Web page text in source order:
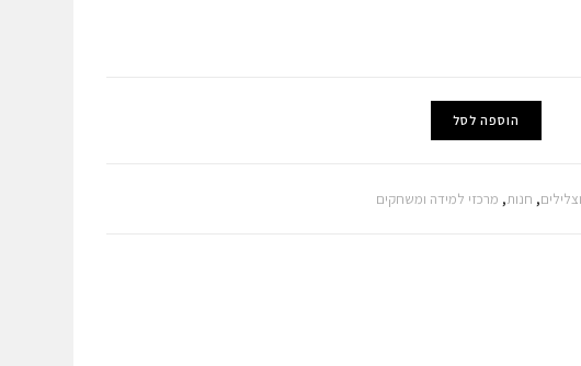
הוספה לסל
, חנות, מרכזי למידה ומשחקים